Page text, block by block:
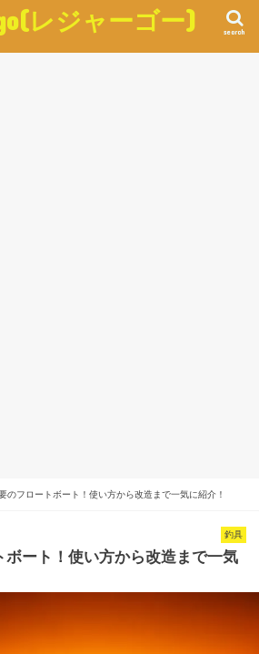
レジャーゴー) search
のフロートボート！使い方から改造まで一気に紹介！
釣具
ボート！使い方から改造まで一気